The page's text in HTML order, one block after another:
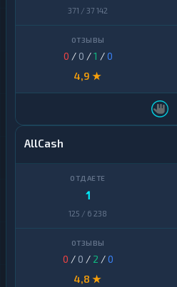
371 / 37 142
0 / 0 /1 /0
4,9 ★
AllCash
1
125 / 6 238
0 / 0 / 2 /0
4,8 ★